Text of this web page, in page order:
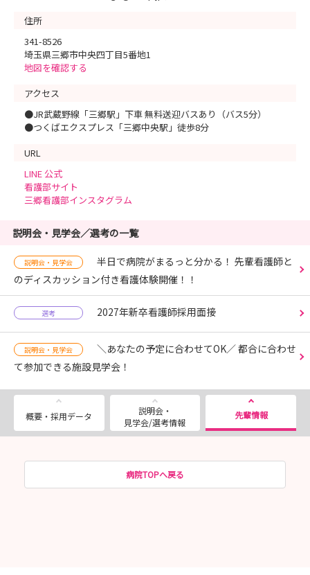
住所
341-8526
埼玉県三郷市中央四丁目5番地1
地図を確認する
アクセス
●JR武蔵野線「三郷駅」下車 無料送迎バスあり（バス5分）
●つくばエクスプレス「三郷中央駅」徒歩8分
URL
LINE 公式
看護部サイト
三郷看護部インスタグラム
説明会・見学会／選考の一覧
説明会・見学会
半日で病院がまるっと分かる！ 先輩看護師と
のディスカッション付き看護体験開催！！
選考 2027年新卒看護師採用面接
説明会・見学会
＼あなたの予定に合わせてOK／ 都合に合わせ
て参加できる施設見学会！
概要・採用データ
説明会・
見学会/選考情報
先輩情報
病院TOPへ戻る